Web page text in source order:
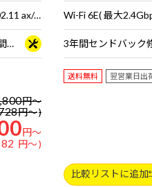
Wi-Fi 6E( 最大2.4Gbps )対応 IEEE 802.11 ax/ac/a/b/g/n準拠 ＋ Bluetooth 5内蔵
3年間センドバック修理保証・24時間×365日電話サポート
円～
円～
円～
円～
送料無料 翌営業日出
比較リストに追加